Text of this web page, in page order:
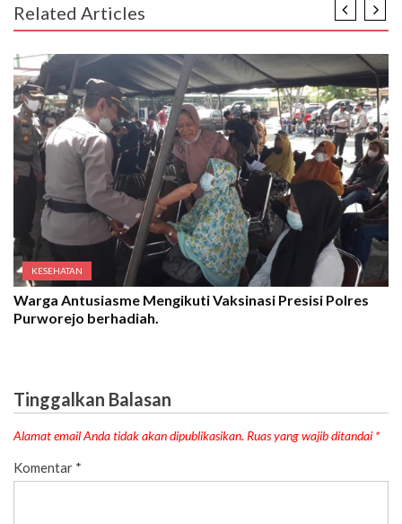
Related Articles
KESEHATAN
Warga Antusiasme Mengikuti Vaksinasi Presisi Polres
Purworejo berhadiah.
Tinggalkan Balasan
Alamat email Anda tidak akan dipublikasikan. Ruas yang wajib ditandai *
Komentar *